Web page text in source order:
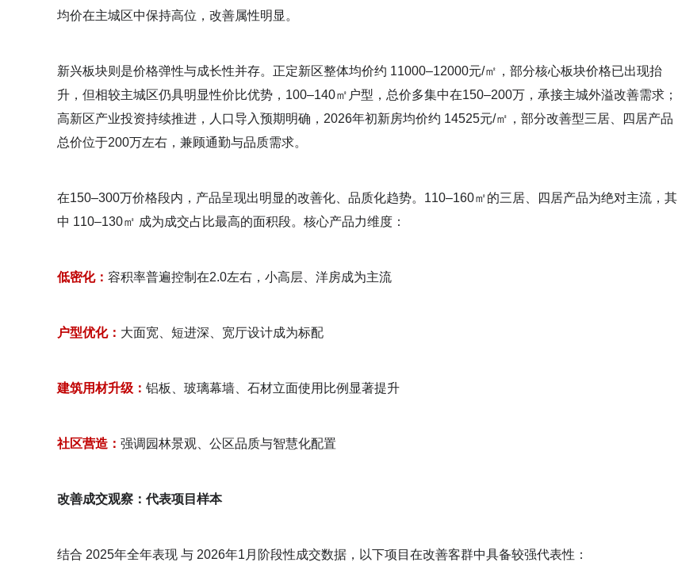
均价在主城区中保持高位，改善属性明显。
新兴板块则是价格弹性与成长性并存。正定新区整体均价约 11000–12000元/㎡，部分核心板块价格已出现抬
升，但相较主城区仍具明显性价比优势，100–140㎡户型，总价多集中在150–200万，承接主城外溢改善需求；
高新区产业投资持续推进，人口导入预期明确，2026年初新房均价约 14525元/㎡，部分改善型三居、四居产品
总价位于200万左右，兼顾通勤与品质需求。
在150–300万价格段内，产品呈现出明显的改善化、品质化趋势。110–160㎡的三居、四居产品为绝对主流，其
中 110–130㎡ 成为成交占比最高的面积段。核心产品力维度：
低密化： 容积率普遍控制在2.0左右，小高层、洋房成为主流
户型优化： 大面宽、短进深、宽厅设计成为标配
建筑用材升级： 铝板、玻璃幕墙、石材立面使用比例显著提升
社区营造： 强调园林景观、公区品质与智慧化配置
改善成交观察：代表项目样本
结合 2025年全年表现 与 2026年1月阶段性成交数据，以下项目在改善客群中具备较强代表性：